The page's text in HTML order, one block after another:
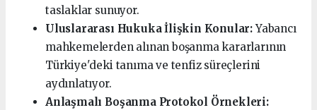
taslaklar sunuyor.
Uluslararası Hukuka İlişkin Konular:Yabancı
mahkemelerden alınan boşanma kararlarının
Türkiye'deki tanıma ve tenfiz süreçlerini
aydınlatıyor.
Anlaşmalı Boşanma Protokol Örnekleri: